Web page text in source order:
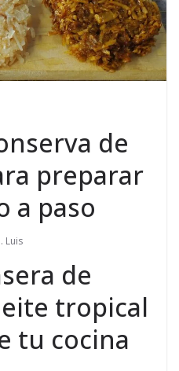
de
preparar
a paso
Luis
de
tropical
tu cocina